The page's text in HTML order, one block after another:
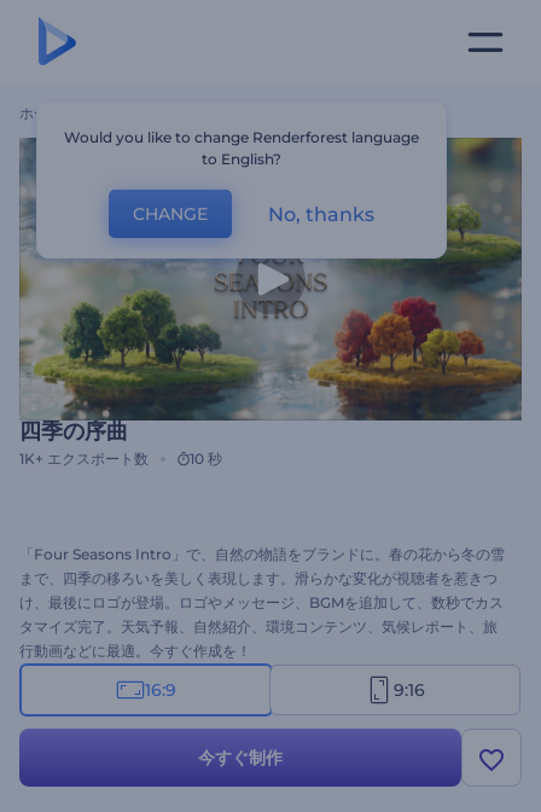
ホーム
四季の序曲
1K+ エクスポート数 10 秒
「Four Seasons Intro」で、自然の物語をブランドに。春の花から冬の雪
まで、四季の移ろいを美しく表現します。滑らかな変化が視聴者を惹きつ
け、最後にロゴが登場。ロゴやメッセージ、BGMを追加して、数秒でカス
タマイズ完了。天気予報、自然紹介、環境コンテンツ、気候レポート、旅
行動画などに最適。今すぐ作成を！
16:9 9:16
今すぐ制作
Would you like to change Renderforest language
to English?
CHANGE No, thanks